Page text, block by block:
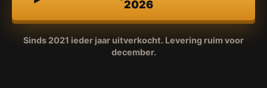
2026
Sinds 2021 ieder jaar uitverkocht. Levering ruim voor
december.